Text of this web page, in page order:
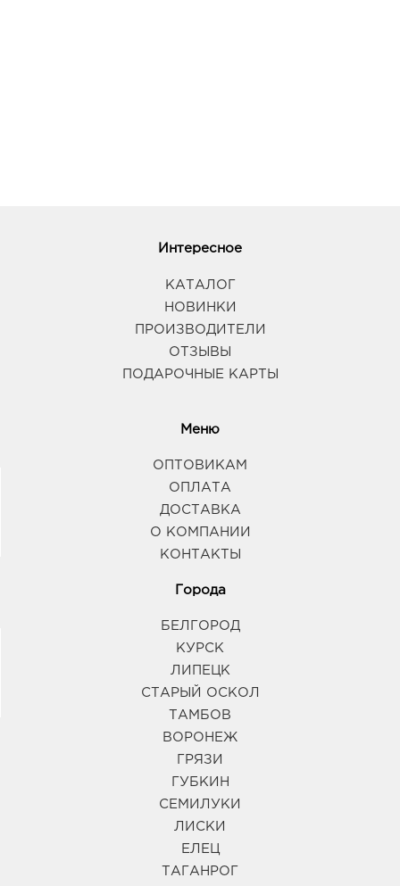
Интересное
КАТАЛОГ
НОВИНКИ
ПРОИЗВОДИТЕЛИ
ОТЗЫВЫ
ПОДАРОЧНЫЕ КАРТЫ
Меню
ОПТОВИКАМ
ОПЛАТА
ДОСТАВКА
О КОМПАНИИ
КОНТАКТЫ
Города
БЕЛГОРОД
КУРСК
ЛИПЕЦК
СТАРЫЙ ОСКОЛ
ТАМБОВ
ВОРОНЕЖ
ГРЯЗИ
ГУБКИН
СЕМИЛУКИ
ЛИСКИ
ЕЛЕЦ
ТАГАНРОГ